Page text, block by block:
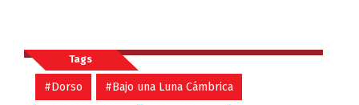
Tags
#Dorso #Bajo una Luna Cámbrica